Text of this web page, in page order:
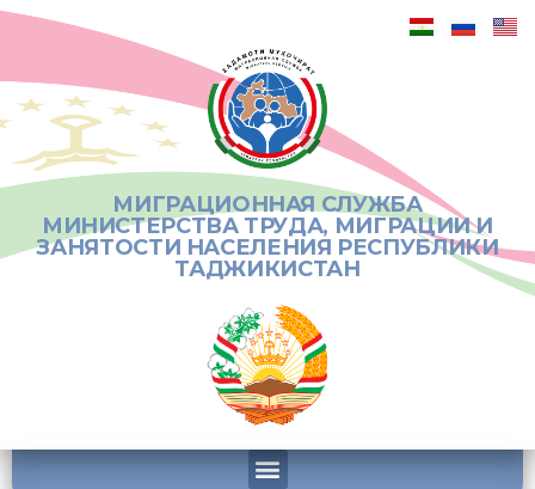
МИГРАЦИОННАЯ СЛУЖБА
МИНИСТЕРСТВА ТРУДА, МИГРАЦИИ И
ЗАНЯТОСТИ НАСЕЛЕНИЯ РЕСПУБЛИКИ
ТАДЖИКИСТАН